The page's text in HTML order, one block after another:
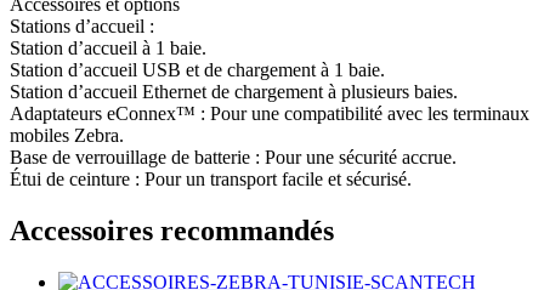
Accessoires et options
Stations d’accueil :
Station d’accueil à 1 baie.
Station d’accueil USB et de chargement à 1 baie.
Station d’accueil Ethernet de chargement à plusieurs baies.
Adaptateurs eConnex™ : Pour une compatibilité avec les terminaux
mobiles Zebra.
Base de verrouillage de batterie : Pour une sécurité accrue.
Étui de ceinture : Pour un transport facile et sécurisé.
Accessoires recommandés